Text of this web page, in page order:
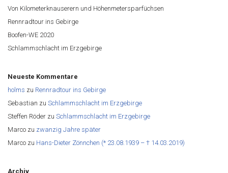
Von Kilometerknauserern und Höhenmetersparfüchsen
Rennradtour ins Gebirge
Boofen-WE 2020
Schlammschlacht im Erzgebirge
Neueste Kommentare
holms zu Rennradtour ins Gebirge
Sebastian zu Schlammschlacht im Erzgebirge
Steffen Röder zu Schlammschlacht im Erzgebirge
Marco zu zwanzig Jahre später
Marco zu Hans-Dieter Zönnchen (* 23.08.1939 – † 14.03.2019)
Archiv